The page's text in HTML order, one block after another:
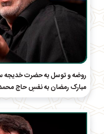
روضه و توسل به حضرت خدیجه
مبارک رمضان به نفسِ حاج‌